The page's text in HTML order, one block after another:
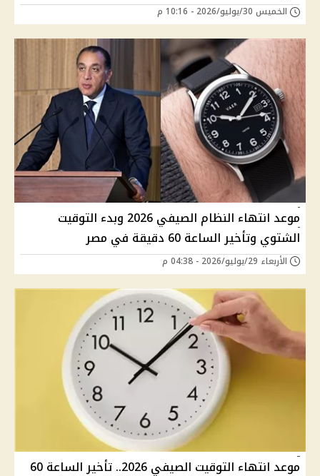
الخميس 30/يوليو/2026 - 10:16 م
موعد انتهاء النظام الصيفي 2026 وبدء التوقيت
الشتوي وتأخير الساعة 60 دقيقة في مصر
الأربعاء 29/يوليو/2026 - 04:38 م
موعد انتهاء التوقيت الصيفي 2026.. تأخير الساعة 60